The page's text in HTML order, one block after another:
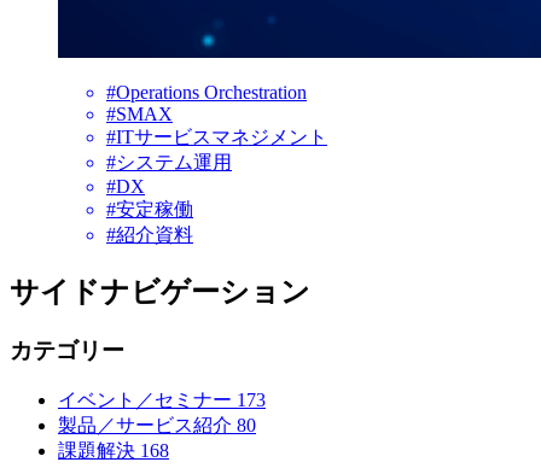
#Operations Orchestration
#SMAX
#ITサービスマネジメント
#システム運用
#DX
#安定稼働
#紹介資料
サイドナビゲーション
カテゴリー
イベント／セミナー 173
製品／サービス紹介 80
課題解決 168